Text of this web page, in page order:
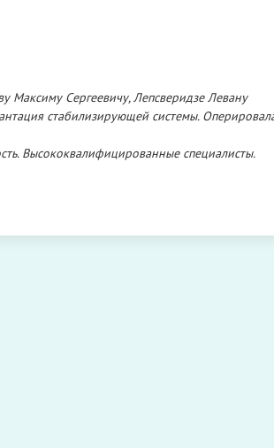
Максиму Сергеевичу, Лепсверидзе Левану
стабилизирующей системы.
Высококвалифицированные специалисты.